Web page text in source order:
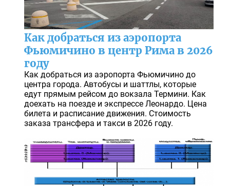
Как добраться из аэропорта
Фьюмичино в центр Рима в 2026
году
Как добраться из аэропорта Фьюмичино до
центра города. Автобусы и шаттлы, которые
едут прямым рейсом до вокзала Термини. Как
доехать на поезде и экспрессе Леонардо. Цена
билета и расписание движения. Стоимость
заказа трансфера и такси в 2026 году.